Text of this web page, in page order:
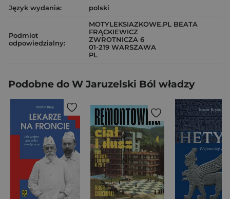
Język wydania: polski
Podmiot
odpowiedzialny:
MOTYLEKSIAZKOWE.PL BEATA
FRĄCKIEWICZ
ZWROTNICZA 6
01-219 WARSZAWA
PL
Podobne do W Jaruzelski Ból władzy